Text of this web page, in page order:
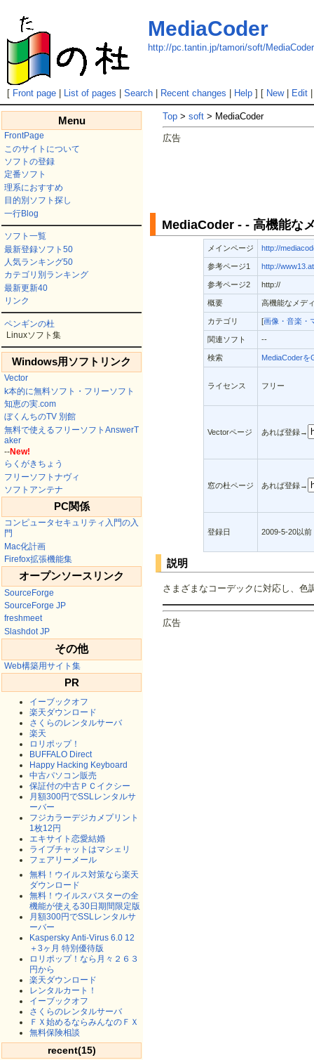
MediaCoder
http://pc.tantin.jp/tamori/soft/
[ Front page| List of pages Search| Recent changes Help] [ New| Edit
Menu
FrontPage
このサイトについて
ソフトの登録
定番ソフト
理系におすすめ
目的別ソフト探し
一行Blog
ソフト一覧
最新登録ソフト50
人気ランキング50
カテゴリ別ランキング
最新更新40
リンク
ペンギンの杜
Linuxソフト集
Windows用ソフトリンク
Vector
k本的に無料ソフト・フリーソフト
知恵の実.com
ぼくんちのTV 別館
無料で使えるフリーソフトAnswerT
aker
--New!
らくがきちょう
フリーソフトナヴィ
ソフトアンテナ
PC関係
コンピュータセキュリティ入門の入
門
Mac化計画
Firefox拡張機能集
オープンソースリンク
SourceForge
SourceForge JP
freshmeet
Slashdot JP
その他
Web構築用サイト集
PR
イーブックオフ
楽天ダウンロード
さくらのレンタルサーバ
楽天
ロリポップ！
BUFFALO Direct
Happy Hacking Keyboard
中古パソコン販売
保証付の中古ＰＣイクシー
月額300円でSSLレンタルサ
ーバー
フジカラーデジカメプリント
1枚12円
エキサイト恋愛結婚
ライブチャットはマシェリ
フェアリーメール
無料！ウイルス対策なら楽天
ダウンロード
無料！ウイルスバスターの全
機能が使える30日期間限定版
月額300円でSSLレンタルサ
ーバー
Kaspersky Anti-Virus 6.0 12
＋3ヶ月 特別優待版
ロリポップ！なら月々２６３
円から
楽天ダウンロード
レンタルカート！
イーブックオフ
さくらのレンタルサーバ
ＦＸ始めるならみんなのＦＸ
無料保険相談
recent(15)
Top > soft > MediaCoder
広告
MediaCoder - - 高機能な
メインページ http://
参考ページ1 http://
参考ページ2 http://
概要 高機能なメデ
カテゴリ [画像・音楽・
関連ソフト --
検索 MediaCoderを
ライセンス フリー
Vectorページ あれば登録→
窓の杜ページ あれば登録→
登録日 2009-5-20以前
説明
さまざまなコーデックに対応し、色
広告